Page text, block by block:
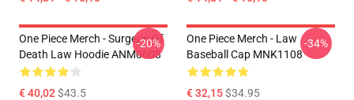
One Piece Merch - Surgeon Of
Death Law Hoodie ANM0608
€ 40,02$43.5
-20%
One Piece Merch - Law
Baseball Cap MNK1108
€ 32,15$34.95
-34%